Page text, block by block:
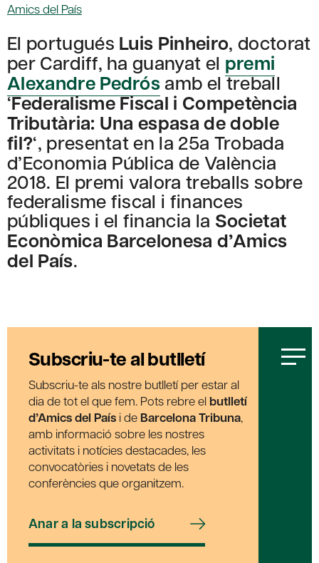
Amics del País
El portugués Luis Pinheiro, doctorat
per Cardiff, ha guanyat el premi
Alexandre Pedrósamb el treball
‘Federalisme Fiscal i Competència
Tributària: Una espasa de doble
fil?‘, presentat en la 25a Trobada
d’Economia Pública de València
2018. El premi valora treballs sobre
federalisme fiscal i finances
públiques i el financia la Societat
Econòmica Barcelonesa d’Amics
del País.
Subscriu-te al butlletí
Subscriu-te als nostre butlletí per estar al
dia de tot el que fem. Pots rebre el butlletí
d’Amics del País i de Barcelona Tribuna,
amb informació sobre les nostres
activitats i notícies destacades, les
convocatòries i novetats de les
conferències que organitzem.
Anar a la subscripció